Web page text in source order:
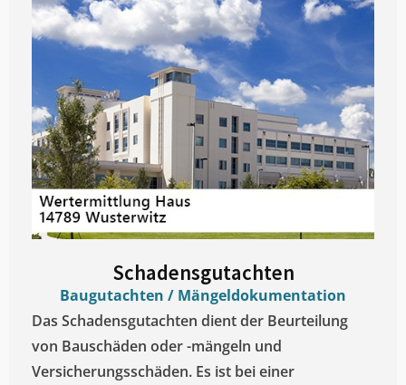
Schadensgutachten
Baugutachten / Mängeldokumentation
Das Schadensgutachten dient der Beurteilung
von Bauschäden oder -mängeln und
Versicherungsschäden. Es ist bei einer